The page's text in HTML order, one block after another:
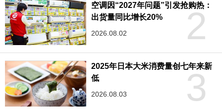
2
空调因“2027年问题”引发抢购热：
出货量同比增长20%
2026.08.02
3
2025年日本大米消费量创七年来新
低
2026.08.03